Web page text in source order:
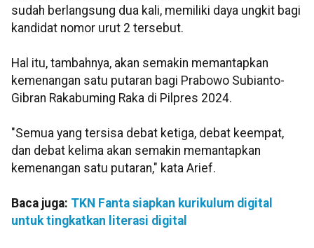
sudah berlangsung dua kali, memiliki daya ungkit bagi
kandidat nomor urut 2 tersebut.
Hal itu, tambahnya, akan semakin memantapkan
kemenangan satu putaran bagi Prabowo Subianto-
Gibran Rakabuming Raka di Pilpres 2024.
"Semua yang tersisa debat ketiga, debat keempat,
dan debat kelima akan semakin memantapkan
kemenangan satu putaran," kata Arief.
Baca juga: TKN Fanta siapkan kurikulum digital
untuk tingkatkan literasi digital